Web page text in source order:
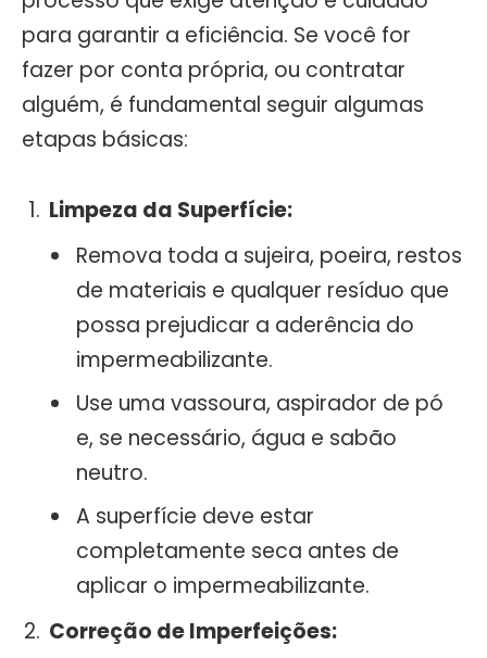
para garantir a eficiência. Se você for
fazer por conta própria, ou contratar
alguém, é fundamental seguir algumas
etapas básicas:
Limpeza da Superfície:
Remova toda a sujeira, poeira, restos
de materiais e qualquer resíduo que
possa prejudicar a aderência do
impermeabilizante.
Use uma vassoura, aspirador de pó
e, se necessário, água e sabão
neutro.
A superfície deve estar
completamente seca antes de
aplicar o impermeabilizante.
Correção de Imperfeições: